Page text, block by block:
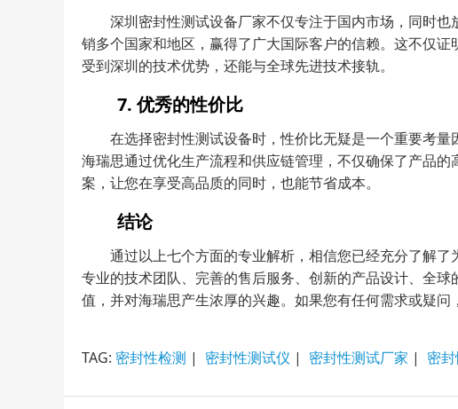
深圳密封性测试设备厂家不仅专注于国内市场，同时
销多个国家和地区，赢得了广大国际客户的信赖。这不仅
受到深圳的技术优势，还能与全球先进技术接轨。
7. 优秀的性价比
在选择密封性测试设备时，性价比无疑是一个重要考
海瑞思通过优化生产流程和供应链管理，不仅确保了产品
案，让您在享受高品质的同时，也能节省成本。
结论
通过以上七个方面的专业解析，相信您已经充分了解
专业的技术团队、完善的售后服务、创新的产品设计、全
值，并对海瑞思产生浓厚的兴趣。如果您有任何需求或疑问
TAG: 密封性检测 | 密封性测试仪 | 密封性测试厂家 | 密